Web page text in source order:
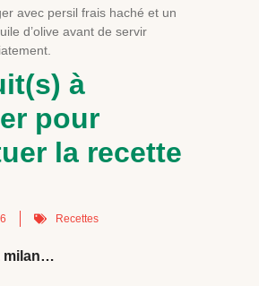
avec persil frais haché et un
d’olive avant de servir
à
pour
la recette
Recettes
Risotto alla milanese